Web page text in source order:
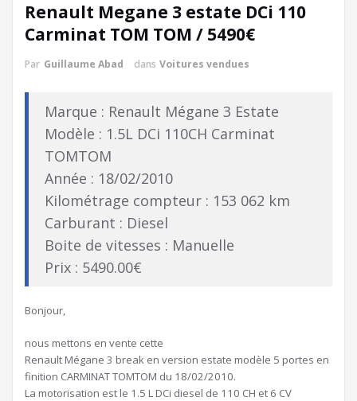
Renault Megane 3 estate DCi 110
Carminat TOM TOM / 5490€
Par Guillaume Abad dans Voitures vendues
Marque : Renault Mégane 3 Estate
Modèle : 1.5L DCi 110CH Carminat
TOMTOM
Année : 18/02/2010
Kilométrage compteur : 153 062 km
Carburant : Diesel
Boite de vitesses : Manuelle
Prix : 5490.00€
Bonjour,
nous mettons en vente cette
Renault Mégane 3 break en version estate modèle 5 portes en
finition CARMINAT TOMTOM du 18/02/2010.
La motorisation est le 1.5 L DCi diesel de 110 CH et 6 CV